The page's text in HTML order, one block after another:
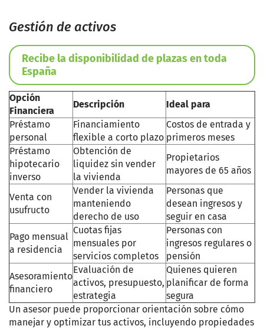
Gestión de activos
Recibe la disponibilidad de plazas en toda
España
Opción
Financiera
Descripción
Ideal para
Préstamo
personal
Financiamiento
flexible a corto plazo
Costos de entrada y
primeros meses
Préstamo
hipotecario
inverso
Obtención de
liquidez sin vender
la vivienda
Propietarios
mayores de 65 años
Venta con
usufructo
Vender la vivienda
manteniendo
derecho de uso
Personas que
desean ingresos y
seguir en casa
Pago mensual
a residencia
Cuotas fijas
mensuales por
servicios completos
Personas con
ingresos regulares o
pensión
Asesoramiento
financiero
Evaluación de
activos, presupuesto,
estrategia
Quienes quieren
planificar de forma
segura
Un asesor puede proporcionar orientación sobre cómo
manejar y optimizar tus activos, incluyendo propiedades